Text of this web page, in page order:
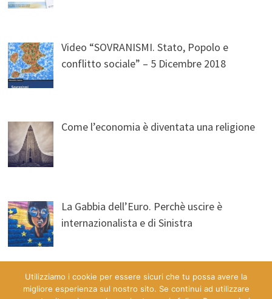
Video “SOVRANISMI. Stato, Popolo e
conflitto sociale” – 5 Dicembre 2018
Come l’economia è diventata una religione
La Gabbia dell’Euro. Perchè uscire è
internazionalista e di Sinistra
Utilizziamo i cookie per essere sicuri che tu possa avere la
migliore esperienza sul nostro sito. Se continui ad utilizzare